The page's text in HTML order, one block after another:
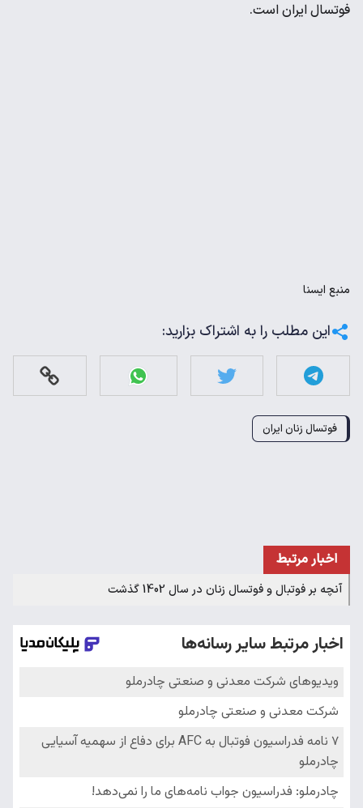
فوتسال ایران است.
منبع ايسنا
این مطلب را به اشتراک بزارید:
فوتسال زنان ایران
اخبار مرتبط
آنچه بر فوتبال و فوتسال زنان در سال 1402 گذشت